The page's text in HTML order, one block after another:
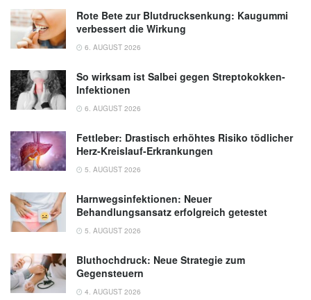
Rote Bete zur Blutdrucksenkung: Kaugummi
verbessert die Wirkung
6. AUGUST 2026
So wirksam ist Salbei gegen Streptokokken-
Infektionen
6. AUGUST 2026
Fettleber: Drastisch erhöhtes Risiko tödlicher
Herz-Kreislauf-Erkrankungen
5. AUGUST 2026
Harnwegsinfektionen: Neuer
Behandlungsansatz erfolgreich getestet
5. AUGUST 2026
Bluthochdruck: Neue Strategie zum
Gegensteuern
4. AUGUST 2026